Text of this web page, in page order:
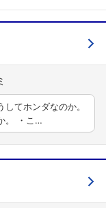
てホンダなのか。
。 ・こ…